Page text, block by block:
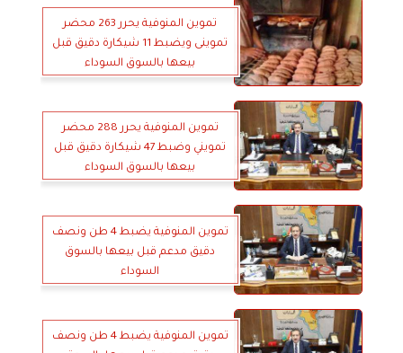
تموين المنوفية يحرر 263 محضر
تموينى ويضبط 11 شيكارة دقيق قبل
بيعها بالسوق السوداء
تموين المنوفية يحرر 288 محضر
تمويني وضبط 47 شيكارة دقيق قبل
بيعها بالسوق السوداء
تموين المنوفية يضبط 4 طن ونصف
دقيق مدعم قبل بيعها بالسوق
السوداء
تموين المنوفية يضبط 4 طن ونصف